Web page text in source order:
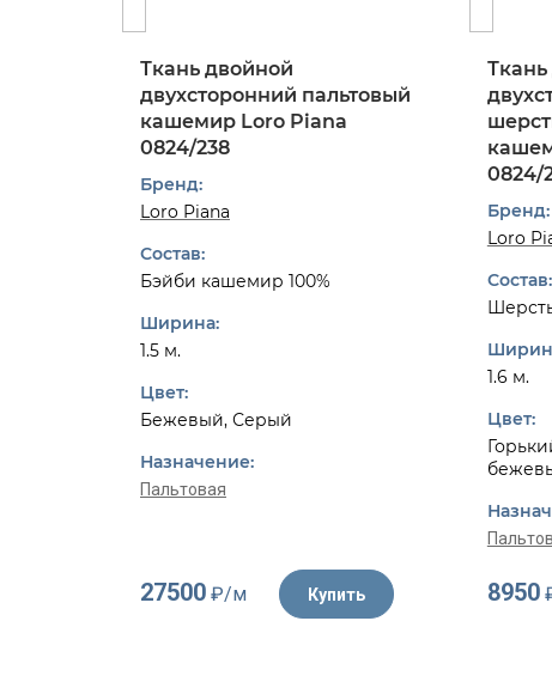
Ткань двойной
двухсторонний пальтовый
кашемир Loro Piana
0824/238
Бренд:
Loro Piana
Состав:
Бэйби кашемир 100%
Ширина:
1.5 м.
Цвет:
Бежевый, Серый
Назначение:
Пальтовая
27500 ₽/м Купить
0824/
Бренд:
Loro
Состав:
1.6 м.
Цвет:
8950